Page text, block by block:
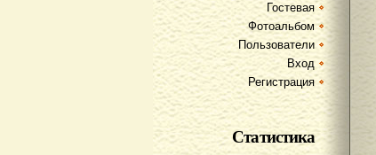
Гостевая
Фотоальбом
Пользователи
Вход
Регистрация
Статистика